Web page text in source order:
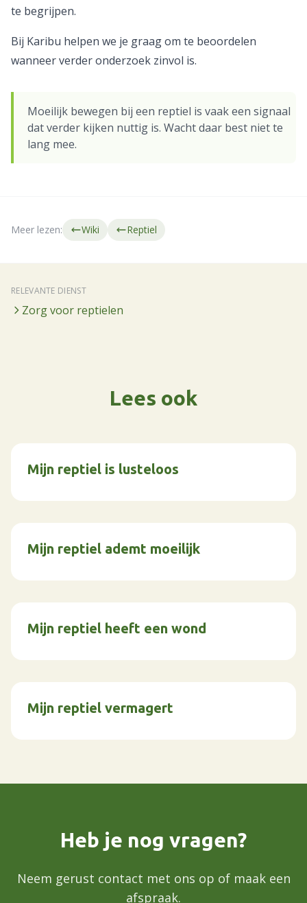
te begrijpen.
Bij Karibu helpen we je graag om te beoordelen
wanneer verder onderzoek zinvol is.
Moeilijk bewegen bij een reptiel is vaak een signaal
dat verder kijken nuttig is. Wacht daar best niet te
lang mee.
Meer lezen: Wiki Reptiel
RELEVANTE DIENST
Zorg voor reptielen
Lees ook
Mijn reptiel is lusteloos
Mijn reptiel ademt moeilijk
Mijn reptiel heeft een wond
Mijn reptiel vermagert
Heb je nog vragen?
Neem gerust contact met ons op of maak een
afspraak.